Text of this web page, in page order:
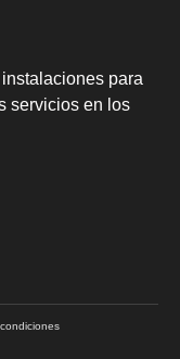
para
servicios en los